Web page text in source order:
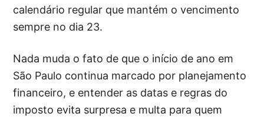
calendário regular que mantém o vencimento
sempre no dia 23.
Nada muda o fato de que o início de ano em
São Paulo continua marcado por planejamento
financeiro, e entender as datas e regras do
imposto evita surpresa e multa para quem